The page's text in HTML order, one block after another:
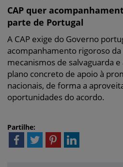
CAP quer
parte de Portugal
A CAP exige do Governo
acompanhamento rigoroso
mecanismos de salvaguarda
plano concreto de apoio à
nacionais, de forma a
oportunidades do acordo.
Partilhe: